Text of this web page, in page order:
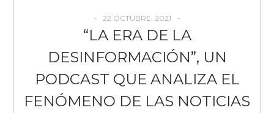
22 OCTUBRE, 2021
“LA ERA DE LA
DESINFORMACIÓN”, UN
PODCAST QUE ANALIZA EL
FENÓMENO DE LAS NOTICIAS